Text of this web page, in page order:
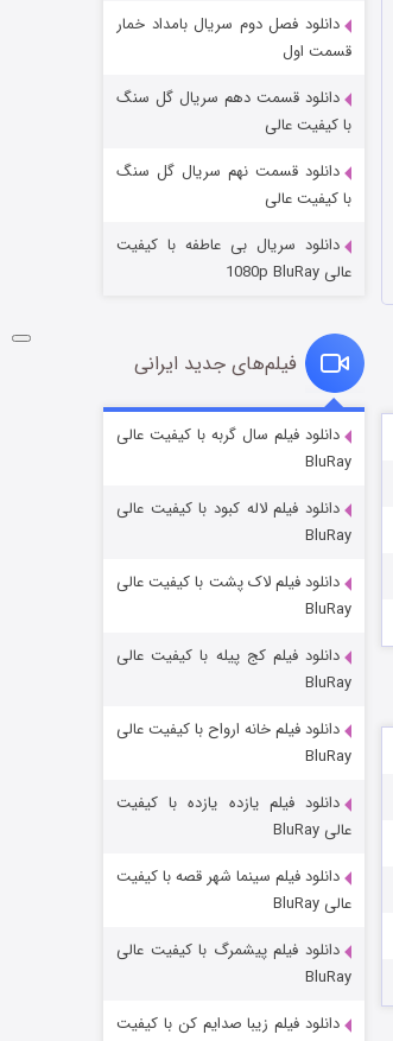
شکست استوارت در نجات جهان
قسمت ۷ (زیرنویس) منتشر شد
شوگر فصل ۲
قسمت
خاندان اژدها فصل ۳
دانلود فصل دوم سریال بامداد خمار
قسمت اول
دانلود قسمت دهم سریال گل سنگ
با کیفیت عالی
دانلود قسمت نهم سریال گل سنگ
با کیفیت عالی
دانلود سریال بی عاطفه با کیفیت
عالی 1080p BluRay
فیلم‌های جدید ایرانی
دانلود فیلم سال گربه با کیفیت عالی
BluRay
دانلود فیلم لاله کبود با کیفیت عالی
BluRay
دانلود فیلم لاک پشت با کیفیت عالی
BluRay
دانلود فیلم کج‌ پیله با کیفیت عالی
BluRay
دانلود فیلم خانه ارواح با کیفیت عالی
BluRay
دانلود فیلم یازده یازده با کیفیت
عالی BluRay
دانلود فیلم سینما شهر قصه با کیفیت
عالی BluRay
دانلود فیلم پیشمرگ با کیفیت عالی
BluRay
دانلود فیلم زیبا صدایم کن با کیفیت